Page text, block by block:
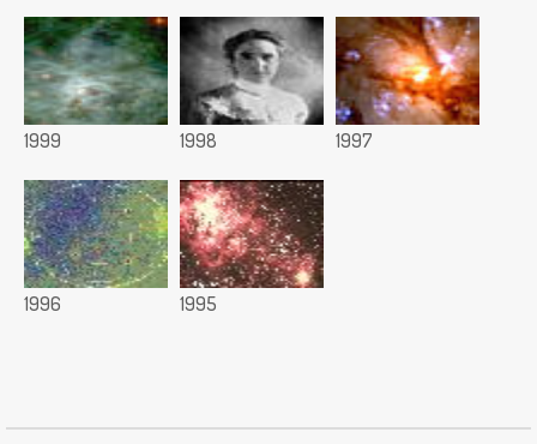
1999 1998 1997
1996 1995